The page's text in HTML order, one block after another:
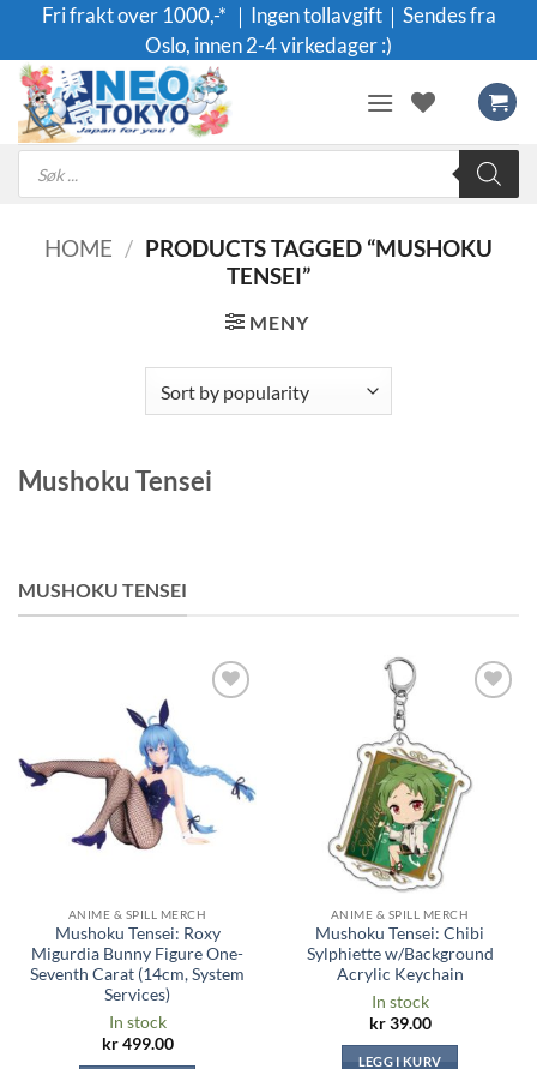
content
Fri frakt over 1000,-* ｜Ingen tollavgift｜Sendes fra
Oslo, innen 2-4 virkedager :)
Products
search
HOME / PRODUCTS TAGGED “MUSHOKU
TENSEI”
MENY
Mushoku Tensei
MUSHOKU TENSEI
ANIME & SPILL MERCH
Mushoku Tensei: Roxy
Migurdia Bunny Figure One-
Seventh Carat (14cm, System
Services)
In stock
kr499.00
ANIME & SPILL MERCH
Mushoku Tensei: Chibi
Sylphiette w/Background
Acrylic Keychain
In stock
kr39.00
LEGG I KURV